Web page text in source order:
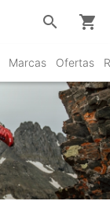
Marcas Ofertas
search shopping_cart